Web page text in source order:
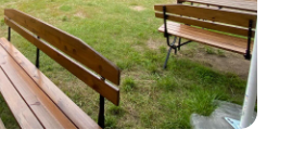
„Summer Sale z Omida
Kielce
Kraków